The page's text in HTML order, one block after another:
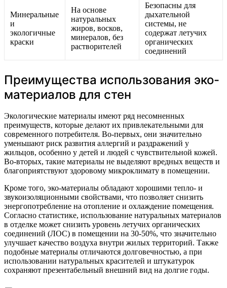
Минеральные
и
экологичные
краски
На основе
натуральных
жиров, восков,
минералов, без
растворителей
Безопасны для
дыхательной
системы, не
содержат летучих
органических
соединений
Преимущества использования эко-
материалов для стен
Экологические материалы имеют ряд несомненных
преимуществ, которые делают их привлекательными для
современного потребителя. Во-первых, они значительно
уменьшают риск развития аллергий и раздражений у
жильцов, особенно у детей и людей с чувствительной кожей.
Во-вторых, такие материалы не выделяют вредных веществ и
благоприятствуют здоровому микроклимату в помещении.
Кроме того, эко-материалы обладают хорошими тепло- и
звукоизоляционными свойствами, что позволяет снизить
энергопотребление на отопление и охлаждение помещения.
Согласно статистике, использование натуральных материалов
в отделке может снизить уровень летучих органических
соединений (ЛОС) в помещении на 30-50%, что значительно
улучшает качество воздуха внутри жилых территорий. Также
подобные материалы отличаются долговечностью, а при
использовании натуральных красителей и штукатурок
сохраняют презентабельный внешний вид на долгие годы.